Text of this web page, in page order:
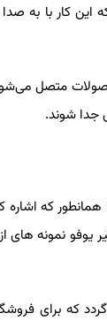
کار با به صدا
متصل می‌شوند
شوند.
که اشاره
نمونه های از
که برای